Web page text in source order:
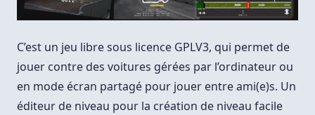
C’est un jeu libre sous licence GPLV3, qui permet de
jouer contre des voitures gérées par l’ordinateur ou
en mode écran partagé pour jouer entre ami(e)s. Un
éditeur de niveau pour la création de niveau facile